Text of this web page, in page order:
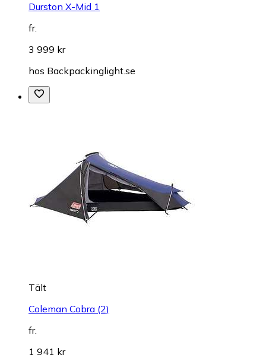
Durston X-Mid 1
fr.
3 999 kr
hos Backpackinglight.se
Tält
Coleman Cobra (2)
fr.
1 941 kr